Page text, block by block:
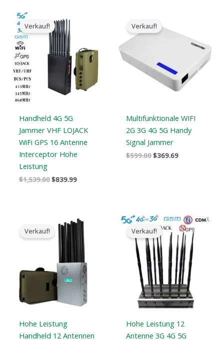
Verkauf!
Handheld 4G 5G
Jammer VHF LOJACK
WiFi GPS 16 Antenne
Interceptor Hohe
Leistung
$1,539.00
ursprüngliche
Preis
war:
$1,539.00.
$839.99
$839.99.
Verkauf!
Multifunktionale WIFI
2G 3G 4G 5G Handy
Signal Jammer
$599.00
Preis
$369.69
ist:
$369.69.
Verkauf!
Hohe Leistung
Handheld 12 Antennen
ursprüngliche
Preis
war:
$1,299.00.
Der
aktuelle
Preis
ist:
$759.99.
Verkauf!
Hohe Leistung 12
Antenne 3G 4G 5G
Preisspanne:
$729.99
bis
$749.99